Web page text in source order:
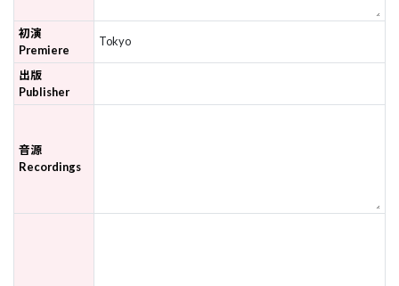
初演
Premiere
Tokyo
出版
Publisher
音源
Recordings